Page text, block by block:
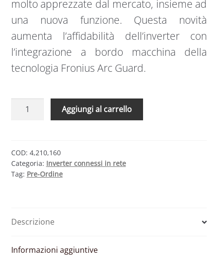
molto apprezzate dal mercato, insieme ad
una nuova funzione. Questa novità
aumenta l’affidabilità dell’inverter con
l’integrazione a bordo macchina della
tecnologia Fronius Arc Guard.
Fronius
12.5
kW
trifase
3-
quantità
Aggiungi al carrello
COD: 4,210,160
Categoria: Inverter connessi in rete
Tag: Pre-Ordine
Descrizione
Informazioni aggiuntive